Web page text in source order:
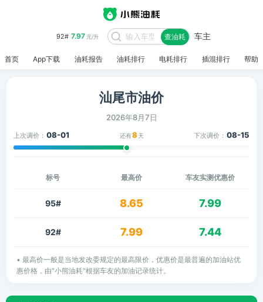
92# 7.97元/升 查油耗 车主
首页 App下载 油耗报告 油耗排行 电耗排行 插混排行 帮助
汕尾市油价
2026年8月7日
上次调价： 08-01 还有8 天 下次调价： 08-15
标号 最高价 车友实测优惠价
95# 8.65 7.99
92# 7.99 7.44
• 最高价一般是当地发改委规定的最高限价，优惠价是最普遍的加油站优
惠价格，由"小熊油耗"根据车友的加油记录统计。